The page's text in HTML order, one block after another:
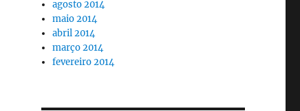
agosto 2014
maio 2014
abril 2014
março 2014
fevereiro 2014